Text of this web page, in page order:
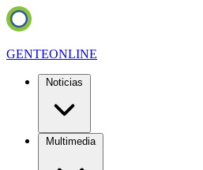
GENTEONLINE
Noticias
Multimedia